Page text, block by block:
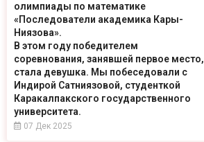
олимпиады по математике
«Последователи академика Кары-
Ниязова».
В этом году победителем
соревнования, занявшей первое место,
стала девушка. Мы побеседовали с
Индирой Сатниязовой, студенткой
Каракалпакского государственного
университета.
07 Дек 2025